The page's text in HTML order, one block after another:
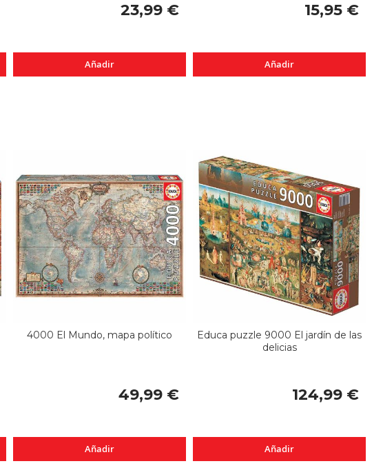
23,99 €
Añadir
15,95 €
Añadir
4000 El Mundo, mapa político
49,99 €
Añadir
Educa puzzle 9000 El jardín de las
delicias
124,99 €
Añadir